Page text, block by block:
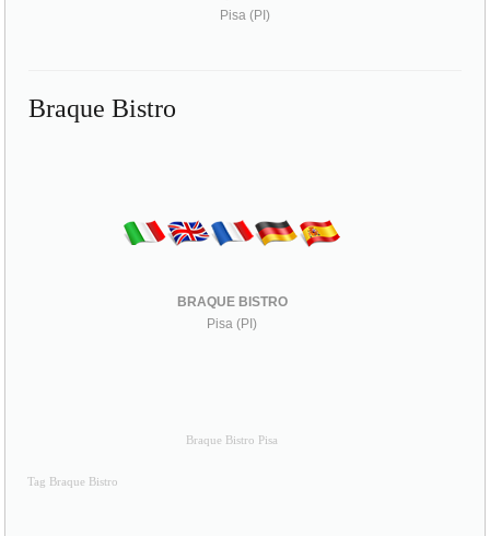
Pisa (PI)
Braque Bistro
BRAQUE BISTRO
Pisa (PI)
Braque Bistro Pisa
Tag Braque Bistro